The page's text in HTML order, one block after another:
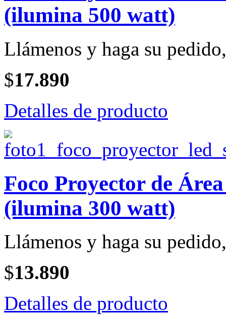
(ilumina 500 watt)
Llámenos y haga su
$17.890
Detalles de producto
Foco Proyector de
(ilumina 300 watt)
Llámenos y haga su
$13.890
Detalles de producto